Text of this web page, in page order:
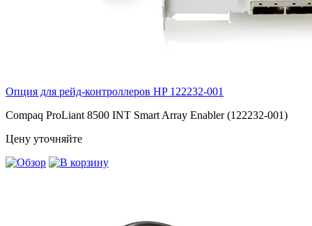
Опция для pейд-контроллеров HP 122232-001
Compaq ProLiant 8500 INT Smart Array Enabler (122232-001)
Цену уточняйте